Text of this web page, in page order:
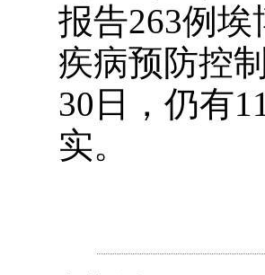
报告263例
疾病预防控
30日，仍有
实。